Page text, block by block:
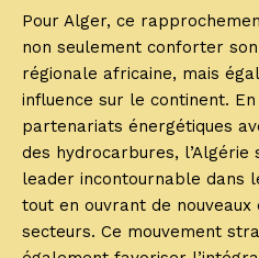
Pour Alger, ce
non seulement conforter
régionale africaine, mais
influence sur le continent.
partenariats énergétiques
des hydrocarbures, l’Algérie
leader incontournable dans
tout en ouvrant de nouveaux
secteurs. Ce mouvement